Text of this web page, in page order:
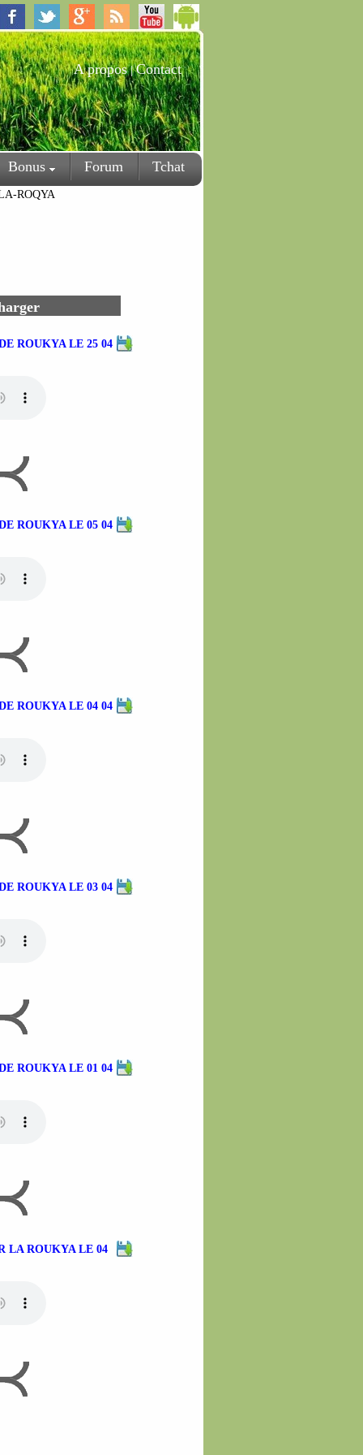
A propos|Contact
Bonus Forum Tchat
ROQYA
ROUKYA LE 25 04
ROUKYA LE 05 04
ROUKYA LE 04 04
ROUKYA LE 03 04
ROUKYA LE 01 04
LA ROUKYA LE 04